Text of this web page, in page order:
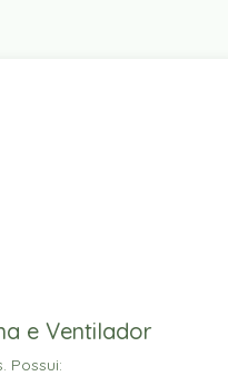
e Ventilador
Possui: